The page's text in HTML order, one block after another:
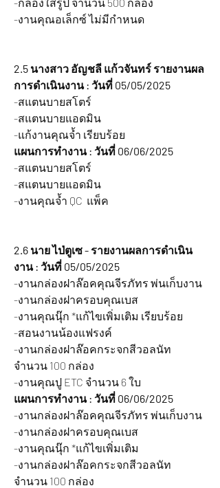
-งานคุณอเล็กซ์ ไม่มีกำหนด
2.5 นางสาว อัญชลี แก้วจันทร์ รายงานผล
การดำเนินงาน : วันที่ 05/05/2025
-สแตนบายสโตร์
-สแตนบายแอดมิน
-แก้งานคุณจ้ำ เรียบร้อย
แผนการทำงาน : วันที่ 06/06/2025
-สแตนบายสโตร์
-สแตนบายแอดมิน
-งานคุณจ้ำ QC  แพ็ค
2.6 นาย ไป่ตูเซ - รายงานผลการดำเนิน
งาน : วันที่ 05/05/2025
-งานกล่องฝาล๊อคคุณจีรภัทร พ่นเก็บงาน
-งานกล่องฝาครอบคุณเบส
-งานคุณนุ๊ก *แก้ไขเพิ่มเติม เรียบร้อย
-สอนงานน้องแฟรงค์
-งานกล่องฝาล๊อคกระจกสีวอลนัท
จำนวน 100 กล่อง
-งานคุณปู ETC จำนวน 6 ใบ
แผนการทำงาน : วันที่ 06/06/2025
-งานกล่องฝาล๊อคคุณจีรภัทร พ่นเก็บงาน
-งานกล่องฝาครอบคุณเบส
-งานคุณนุ๊ก *แก้ไขเพิ่มเติม
-งานกล่องฝาล๊อคกระจกสีวอลนัท
จำนวน 100 กล่อง